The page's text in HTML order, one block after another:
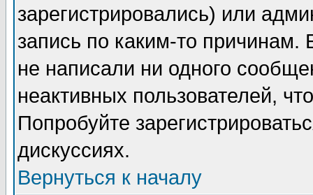
зарегистрировались) или
запись по каким-то
не написали ни одного
неактивных пользователей,
Попробуйте
дискуссиях.
Вернуться к началу